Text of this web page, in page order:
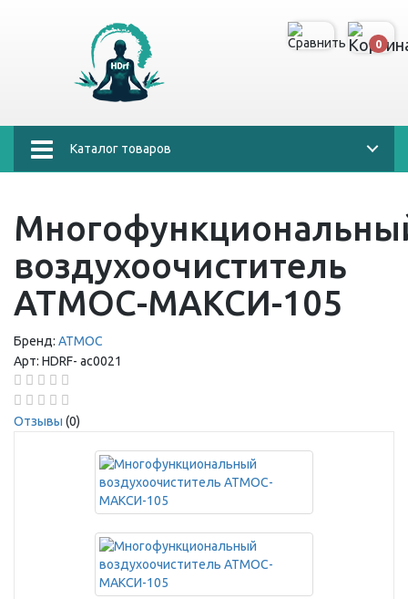
0
Каталог товаров
воздухоочиститель
АТМОС-МАКСИ-105
Бренд: АТМОС
Арт: HDRF- ас0021
Отзывы (0)